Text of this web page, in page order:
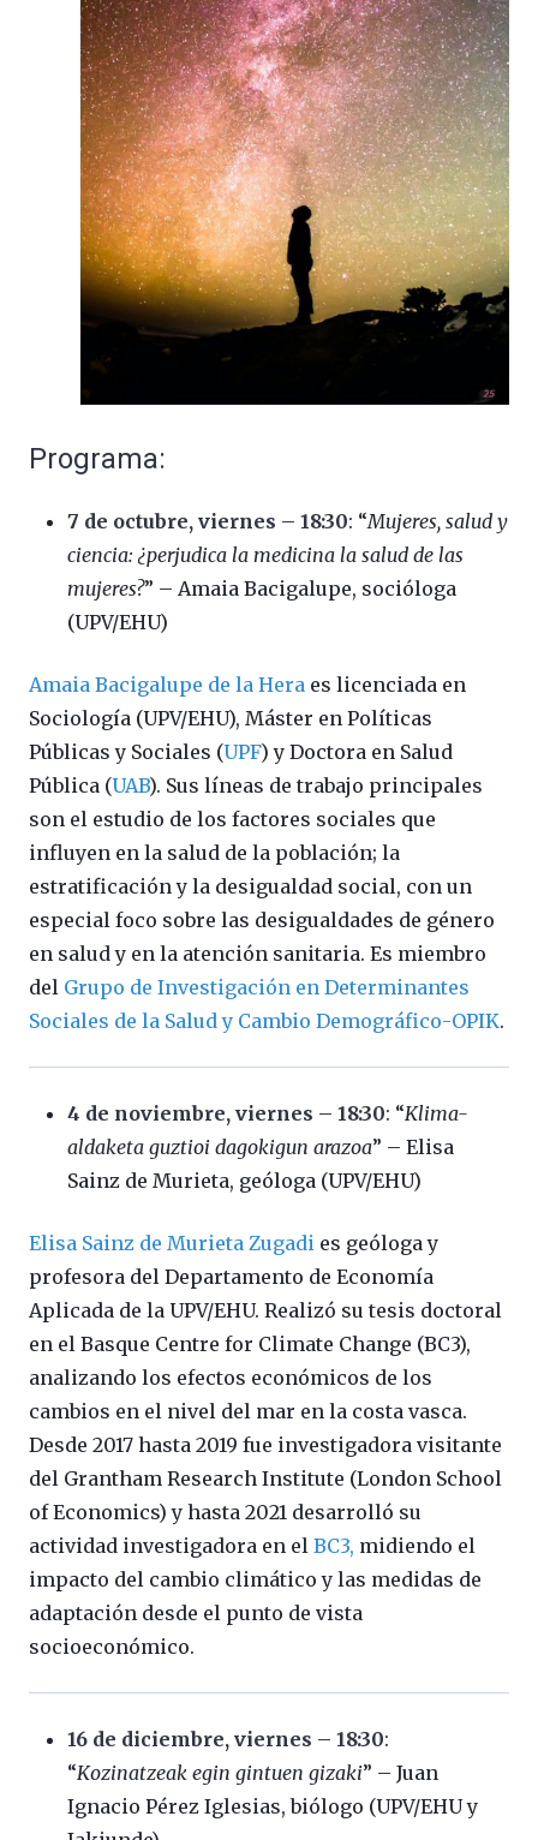
Programa:
7 de octubre, viernes – 18:30: “Mujeres, salud y
ciencia: ¿perjudica la medicina la salud de las
mujeres?” – Amaia Bacigalupe, socióloga
(UPV/EHU)
Amaia Bacigalupe de la Hera es licenciada en
Sociología (UPV/EHU), Máster en Políticas
Públicas y Sociales (UPF) y Doctora en Salud
Pública (UAB). Sus líneas de trabajo principales
son el estudio de los factores sociales que
influyen en la salud de la población; la
estratificación y la desigualdad social, con un
especial foco sobre las desigualdades de género
en salud y en la atención sanitaria. Es miembro
del Grupo de Investigación en Determinantes
Sociales de la Salud y Cambio Demográfico-OPIK.
4 de noviembre, viernes – 18:30: “Klima-
aldaketa guztioi dagokigun arazoa” – Elisa
Sainz de Murieta, geóloga (UPV/EHU)
Elisa Sainz de Murieta Zugadi es geóloga y
profesora del Departamento de Economía
Aplicada de la UPV/EHU. Realizó su tesis doctoral
en el Basque Centre for Climate Change (BC3),
analizando los efectos económicos de los
cambios en el nivel del mar en la costa vasca.
Desde 2017 hasta 2019 fue investigadora visitante
del Grantham Research Institute (London School
of Economics) y hasta 2021 desarrolló su
actividad investigadora en el BC3, midiendo el
impacto del cambio climático y las medidas de
adaptación desde el punto de vista
socioeconómico.
16 de diciembre, viernes – 18:30:
“Kozinatzeak egin gintuen gizaki” – Juan
Ignacio Pérez Iglesias, biólogo (UPV/EHU y